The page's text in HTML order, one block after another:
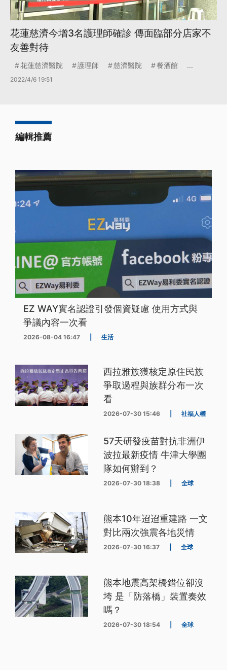
花蓮慈濟今增3名護理師確診 傳面臨部分店家不
友善對待
花蓮慈濟醫院 護理師 慈濟醫院 餐酒館 ...
2022/4/6 19:51
編輯推薦
EZ WAY實名認證引發個資疑慮 使用方式與
爭議內容一次看
2026-08-04 16:47 生活
西拉雅族獲核定原住民族
爭取過程與族群分布一次
看
2026-07-30 15:46 社福人權
57天研發疫苗對抗非洲伊
波拉最新疫情 牛津大學團
隊如何辦到？
2026-07-30 18:38 全球
熊本10年迢迢重建路 一文
對比兩次強震各地災情
2026-07-30 16:37 全球
熊本地震高架橋錯位卻沒
垮 是「防落橋」裝置奏效
嗎？
2026-07-30 18:54 全球